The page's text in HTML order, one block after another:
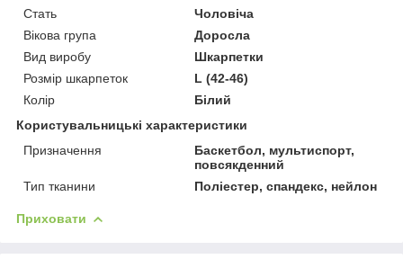
Стать
Чоловіча
Вікова група
Доросла
Вид виробу
Шкарпетки
Розмір шкарпеток
L (42-46)
Колір
Білий
Користувальницькі характеристики
Призначення
Баскетбол, мультиспорт,
повсякденний
Тип тканини
Поліестер, спандекс, нейлон
Приховати